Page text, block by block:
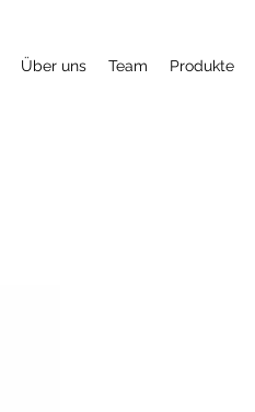
Über uns Team Produkte